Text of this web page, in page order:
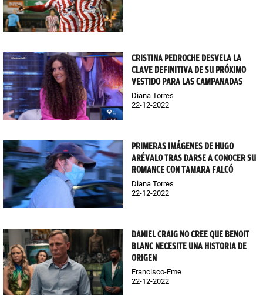
CRISTINA PEDROCHE DESVELA LA
CLAVE DEFINITIVA DE SU PRÓXIMO
VESTIDO PARA LAS CAMPANADAS
Diana Torres
22-12-2022
PRIMERAS IMÁGENES DE HUGO
ARÉVALO TRAS DARSE A CONOCER SU
ROMANCE CON TAMARA FALCÓ
Diana Torres
22-12-2022
DANIEL CRAIG NO CREE QUE BENOIT
BLANC NECESITE UNA HISTORIA DE
ORIGEN
Francisco-Eme
22-12-2022